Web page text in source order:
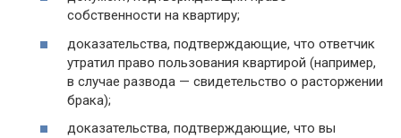
собственности на квартиру;
доказательства, подтверждающие, что ответчик
утратил право пользования квартирой (например,
в случае развода — свидетельство о расторжении
брака);
доказательства, подтверждающие, что вы